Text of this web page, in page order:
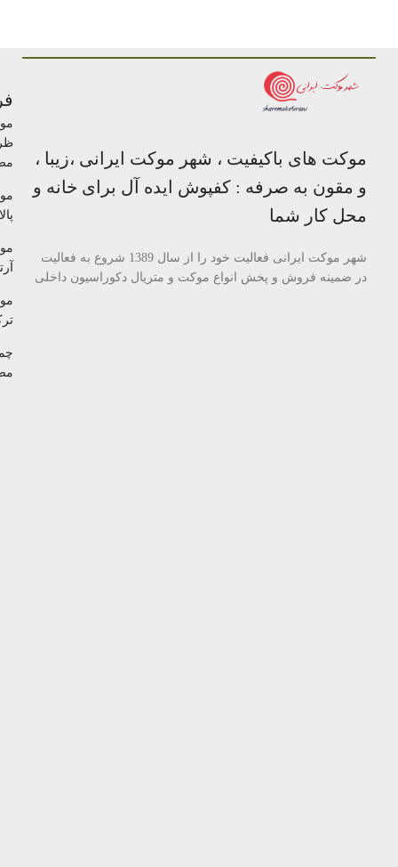
موکت های باکیفیت ، شهر موکت ایرانی ،زیبا ،
و مقون به صرفه : کفپوش ایده آل برای خانه و
محل کار شما
شهر موکت ایرانی فعالیت خود را از سال 1389 شروع به فعالیت
در ضمینه فروش و پخش انواع موکت و متریال دکوراسیون داخلی